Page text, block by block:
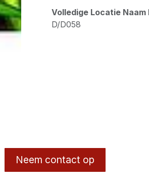
Volledige Locatie Naam
D/D058
Neem contact op